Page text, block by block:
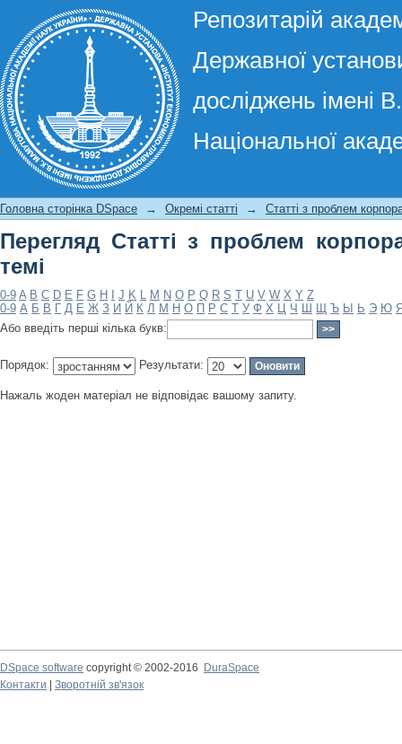
Репозитарій
Державної
досліджень імені
Національної
Перегляд Статті з проблем
Головна сторінка DSpace → Окремі статті → Статті з проблем
Перегляд Статті з проблем
темі
0-9 A B C D E F G H J K L M N O P Q R S T U V W X Y Z
0-9 А Б В Г Д Е Ж З И Й К Л М Н О П Р С Т У Ф Х Ц Ч Ш Щ Ъ Ы Ь Э Ю
Або введіть перші кілька букв:
Порядок: Результати:
Нажаль жоден матеріал не відповідає вашому запиту.
DSpace software copyright © 2002-2016
DuraSpace
Контакти
Зворотній зв'язок